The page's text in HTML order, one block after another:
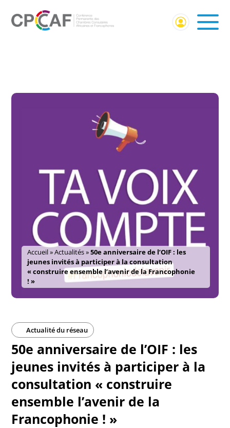
Accueil»Actualités»50e anniversaire de l’OIF : les
jeunes invités à participer à la consultation
« construire ensemble l’avenir de la Francophonie
! »
Actualité du réseau
50e anniversaire de l’OIF : les
jeunes invités à participer à la
consultation « construire
ensemble l’avenir de la
Francophonie ! »